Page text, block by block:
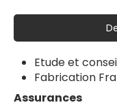
Etude et
Fabrication
Assurances